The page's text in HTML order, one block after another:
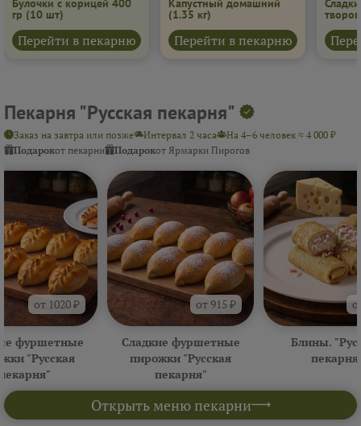
Булочки с корицей 400
гр (10 шт)
Перейти в пекарню
Капустный домашний
(1.35 кг)
Перейти в пекарню
Пекарня "Русская пекарня"
Открыть меню пекарни
Заказ на завтра или позже Интервал 2 часа
На 4–6 человек ≈ 4 000 ₽
Подарокот пекарни Подарокот Ярмарки Пирогов
от 1020 ₽
фуршетные
"Русская
от 915 ₽
Сладкие фуршетные
пирожки "Русская
пекарня"
Блины.